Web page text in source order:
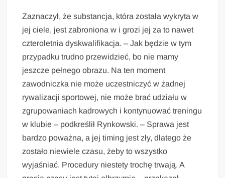
Zaznaczył, że substancja, która została wykryta w
jej ciele, jest zabroniona w i grozi jej za to nawet
czteroletnia dyskwalifikacja. – Jak będzie w tym
przypadku trudno przewidzieć, bo nie mamy
jeszcze pełnego obrazu. Na ten moment
zawodniczka nie może uczestniczyć w żadnej
rywalizacji sportowej, nie może brać udziału w
zgrupowaniach kadrowych i kontynuować treningu
w klubie – podkreślił Rynkowski. – Sprawa jest
bardzo poważna, a jej timing jest zły, dlatego że
zostało niewiele czasu, żeby to wszystko
wyjaśniać. Procedury niestety trochę trwają. A